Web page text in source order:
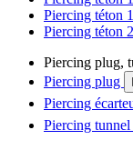
Piercing téton
Piercing téton
Piercing plug,
Piercing plug
Piercing
Piercing tunnel